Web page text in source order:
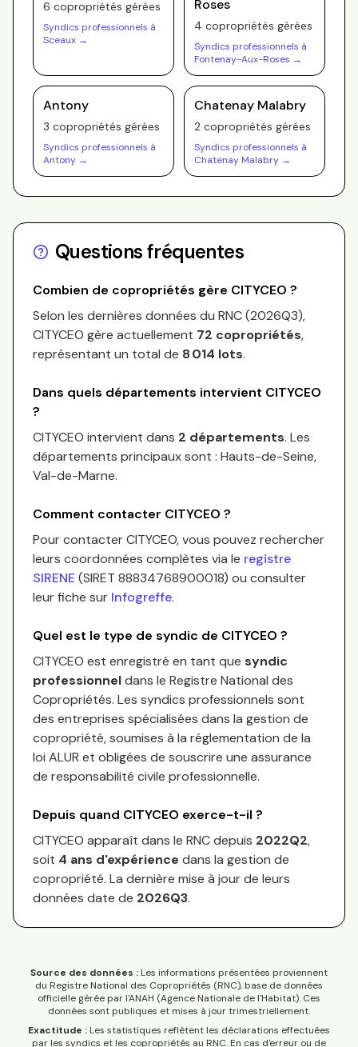
6 copropriétés gérées
Syndics professionnels à
Sceaux →
Roses
4 copropriétés gérées
Syndics professionnels à
Fontenay-Aux-Roses →
Antony
3 copropriétés gérées
Syndics professionnels à
Antony →
Chatenay Malabry
2 copropriétés gérées
Syndics professionnels à
Chatenay Malabry →
Questions fréquentes
Combien de copropriétés gère CITYCEO ?
Selon les dernières données du RNC (2026Q3),
CITYCEO gère actuellement 72 copropriétés,
représentant un total de 8 014 lots.
Dans quels départements intervient CITYCEO
?
CITYCEO intervient dans 2 départements. Les
départements principaux sont : Hauts-de-Seine,
Val-de-Marne.
Comment contacter CITYCEO ?
Pour contacterCITYCEO, vous pouvez rechercher
leurs coordonnées complètes via le registre
SIRENE (SIRET 88834768900018) ou consulter
leur fiche sur Infogreffe.
Quel est le type de syndic de CITYCEO ?
CITYCEO est enregistré en tant que syndic
professionneldans le Registre National des
Copropriétés. Les syndics professionnels sont
des entreprises spécialisées dans la gestion de
copropriété, soumises à la réglementation de la
loi ALUR et obligées de souscrire une assurance
de responsabilité civile professionnelle.
Depuis quand CITYCEO exerce-t-il ?
CITYCEO apparaît dans le RNC depuis 2022Q2,
soit 4 ans d'expérience dans la gestion de
copropriété. La dernière mise à jour de leurs
données date de 2026Q3.
Source des données : Les informations présentées proviennent
du Registre National des Copropriétés (RNC), base de données
officielle gérée par l'ANAH (Agence Nationale de l'Habitat). Ces
données sont publiques et mises à jour trimestriellement.
Exactitude : Les statistiques reflètent les déclarations effectuées
par les syndics et les copropriétés au RNC. En cas d'erreur ou de